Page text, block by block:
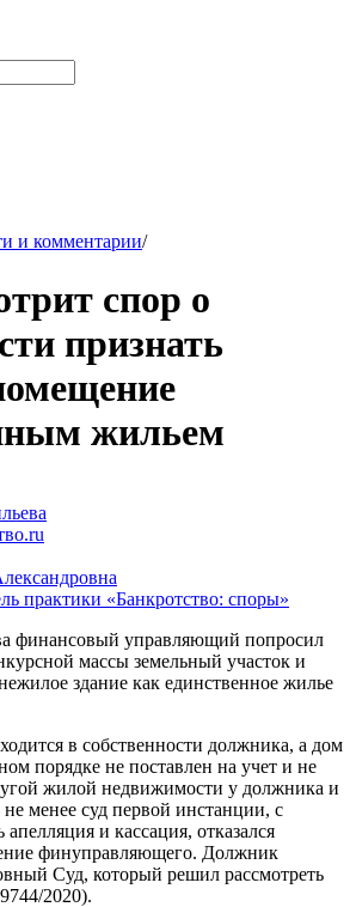
и комментарии/
спор о
признать
жильем
практики «Банкротство: споры»
финансовый управляющий попросил
массы земельный участок и
здание как единственное жилье
в собственности должника, а дом
порядке не поставлен на учет и не
жилой недвижимости у должника и
менее суд первой инстанции, с
и кассация, отказался
финуправляющего. Должник
Суд, который решил рассмотреть
2020).